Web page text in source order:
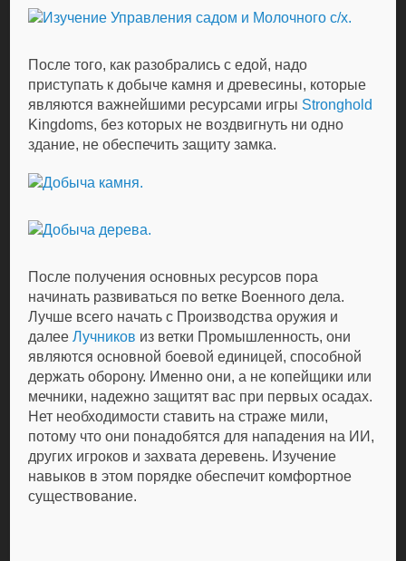
После того, как разобрались с едой, надо
приступать к добыче камня и древесины, которые
являются важнейшими ресурсами игры Stronghold
Kingdoms, без которых не воздвигнуть ни одно
здание, не обеспечить защиту замка.
После получения основных ресурсов пора
начинать развиваться по ветке Военного дела.
Лучше всего начать с Производства оружия и
далееЛучников из ветки Промышленность, они
являются основной боевой единицей, способной
держать оборону. Именно они, а не копейщики или
мечники, надежно защитят вас при первых осадах.
Нет необходимости ставить на страже мили,
потому что они понадобятся для нападения на ИИ,
других игроков и захвата деревень. Изучение
навыков в этом порядке обеспечит комфортное
существование.